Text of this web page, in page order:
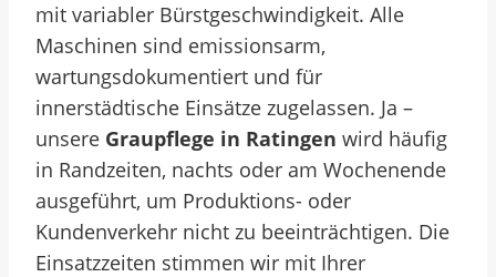
mit variabler Bürstgeschwindigkeit. Alle
Maschinen sind emissionsarm,
wartungsdokumentiert und für
innerstädtische Einsätze zugelassen. Ja –
unsere Graupflege in Ratingen wird häufig
in Randzeiten, nachts oder am Wochenende
ausgeführt, um Produktions- oder
Kundenverkehr nicht zu beeinträchtigen. Die
Einsatzzeiten stimmen wir mit Ihrer